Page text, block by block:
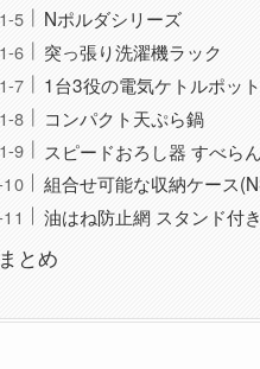
Nポルダシリーズ
突っ張り洗濯機ラック
1台3役の電気ケトルポット
コンパクト天ぷら鍋
スピードおろし器 すべらん
組合せ可能な収納ケース
油はね防止網 スタンド付
まとめ